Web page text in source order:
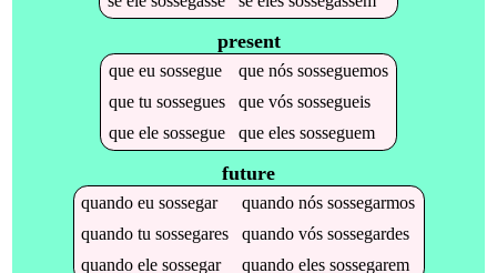
present
que eu sossegue que nós sosseguemos
que tu sossegues que vós sossegueis
que ele sossegue que eles sosseguem
future
quandoeusossegar quandonóssossegarmos
quandotusossegares quandovóssossegardes
quandoelesossegar quandoelessossegarem